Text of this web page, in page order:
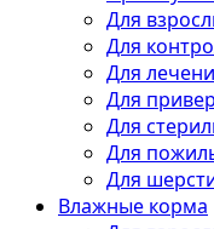
Для
Для
Для
Для
Для
Для
Для
Влажные корма